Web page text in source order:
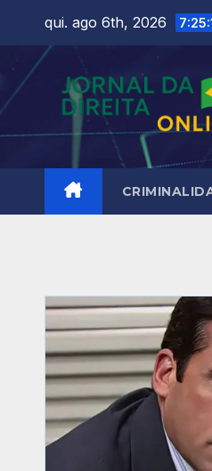
content
qui. ago 6th, 2026